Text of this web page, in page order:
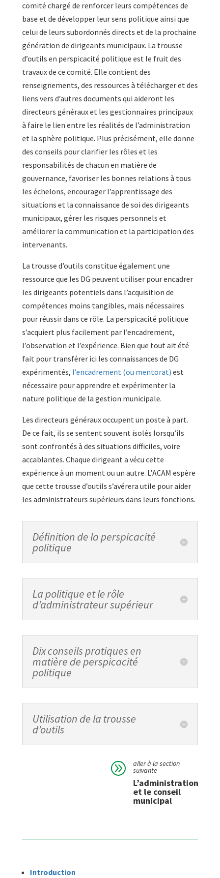
comité chargé de renforcer leurs compétences de
base et de développer leur sens politique ainsi que
celui de leurs subordonnés directs et de la prochaine
génération de dirigeants municipaux. La trousse
d’outils en perspicacité politique est le fruit des
travaux de ce comité. Elle contient des
renseignements, des ressources à télécharger et des
liens vers d’autres documents qui aideront les
directeurs généraux et les gestionnaires principaux
à faire le lien entre les réalités de l’administration
et la sphère politique. Plus précisément, elle donne
des conseils pour clarifier les rôles et les
responsabilités de chacun en matière de
gouvernance, favoriser les bonnes relations à tous
les échelons, encourager l’apprentissage des
situations et la connaissance de soi des dirigeants
municipaux, gérer les risques personnels et
améliorer la communication et la participation des
intervenants.
La trousse d’outils constitue également une
ressource que les DG peuvent utiliser pour encadrer
les dirigeants potentiels dans l’acquisition de
compétences moins tangibles, mais nécessaires
pour réussir dans ce rôle. La perspicacité politique
s’acquiert plus facilement par l’encadrement,
l’observation et l’expérience. Bien que tout ait été
fait pour transférer ici les connaissances de DG
expérimentés, l’encadrement (ou mentorat) est
nécessaire pour apprendre et expérimenter la
nature politique de la gestion municipale.
Les directeurs généraux occupent un poste à part.
De ce fait, ils se sentent souvent isolés lorsqu’ils
sont confrontés à des situations difficiles, voire
accablantes. Chaque dirigeant a vécu cette
expérience à un moment ou un autre. L’ACAM espère
que cette trousse d’outils s’avérera utile pour aider
les administrateurs supérieurs dans leurs fonctions.
Définition de la perspicacité
politique
La politique et le rôle
d’administrateur supérieur
Dix conseils pratiques en
matière de perspicacité
politique
Utilisation de la trousse
d’outils
A aller à la section
suivante
L’administration
et le conseil
municipal
Introduction